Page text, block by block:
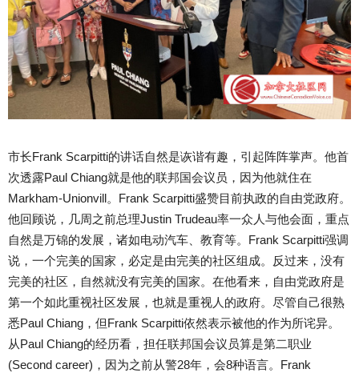
市长Frank Scarpitti的讲话自然是诙谐有趣，引起阵阵掌声。他首
次透露Paul Chiang就是他的联邦国会议员，因为他就住在
Markham-Unionvill。Frank Scarpitti盛赞目前执政的自由党政府。
他回顾说，几周之前总理Justin Trudeau率一众人与他会面，重点
自然是万锦的发展，诸如电动汽车、教育等。Frank Scarpitti强调
说，一个完美的国家，必定是由完美的社区组成。反过来，没有
完美的社区，自然就没有完美的国家。在他看来，自由党政府是
第一个如此重视社区发展，也就是重视人的政府。尽管自己很熟
悉Paul Chiang，但Frank Scarpitti依然表示被他的作为所诧异。
从Paul Chiang的经历看，担任联邦国会议员算是第二职业
(Second career)，因为之前从警28年，会8种语言。Frank